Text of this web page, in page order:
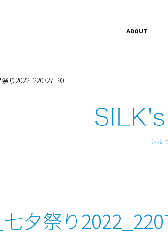
ABOUT
り2022_220727_90
夕祭り